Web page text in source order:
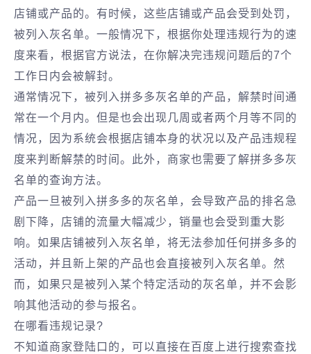
店铺或产品的。有时候，这些店铺或产品会受到处罚，
被列入灰名单。一般情况下，根据你处理违规行为的速
度来看，根据官方说法，在你解决完违规问题后的7个
工作日内会被解封。
通常情况下，被列入拼多多灰名单的产品，解禁时间通
常在一个月内。但是也会出现几周或者两个月等不同的
情况，因为系统会根据店铺本身的状况以及产品违规程
度来判断解禁的时间。此外，商家也需要了解拼多多灰
名单的查询方法。
产品一旦被列入拼多多的灰名单，会导致产品的排名急
剧下降，店铺的流量大幅减少，销量也会受到重大影
响。如果店铺被列入灰名单，将无法参加任何拼多多的
活动，并且新上架的产品也会直接被列入灰名单。然
而，如果只是被列入某个特定活动的灰名单，并不会影
响其他活动的参与报名。
在哪看违规记录?
不知道商家登陆口的，可以直接在百度上进行搜索查找